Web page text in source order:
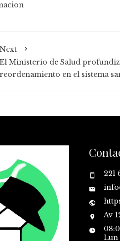
Next
El Ministerio de Salud
reordenamiento en el sistema
221
Av
Lun